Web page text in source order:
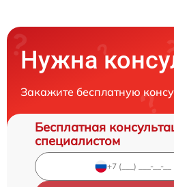
Нужна
Закажите бесплатную
Бесплатная
специалистом